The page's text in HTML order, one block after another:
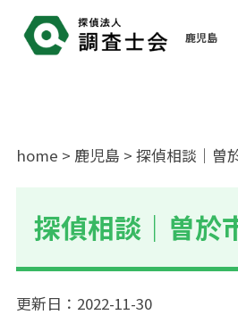
鹿児島
home > 鹿児島 > 探偵相談｜曽
探偵相談｜曽於
更新日：2022-11-30